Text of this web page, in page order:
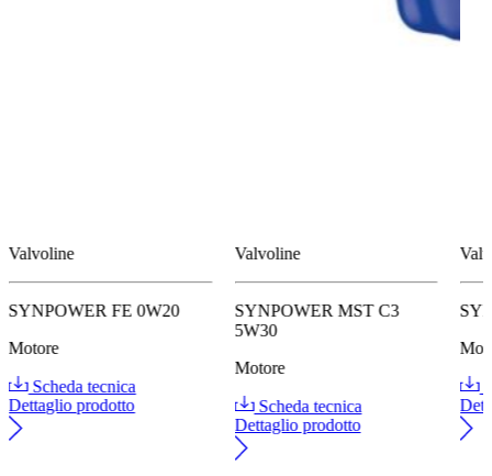
Valvoline
SYNPOWER FE 0W20
Motore
Scheda tecnica
Dettaglio prodotto
Valvoline
SYNPOWER MST C3
5W30
Motore
Scheda tecnica
Dettaglio prodotto